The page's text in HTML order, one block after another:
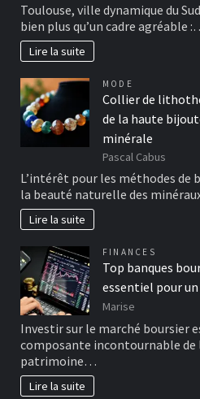
Toulouse, ville dynamique du
bien plus qu’un cadre agréable
Lire la suite
MODE
Collier de
de la haute
minérale
Pascal Cabus
L’intérêt pour les méthodes
la beauté naturelle des
Lire la suite
FINANCES
Top banques
essentiel pour
Marise
Investir sur le marché boursier
composante incontournable de
patrimoine…
Lire la suite